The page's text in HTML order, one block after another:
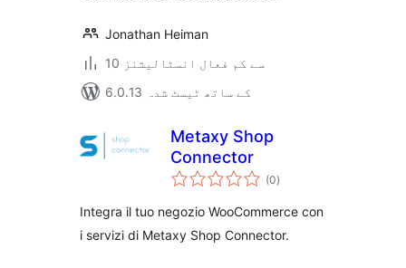
Jonathan Heiman
10 سے کم فعال انسٹالیشنز
6.0.13 کے ساتھ ٹیسٹ شدہ
Metaxy Shop
Connector
(0مجموعی
درجہ
)
Integra il tuo negozio WooCommerce con
i servizi di Metaxy Shop Connector.